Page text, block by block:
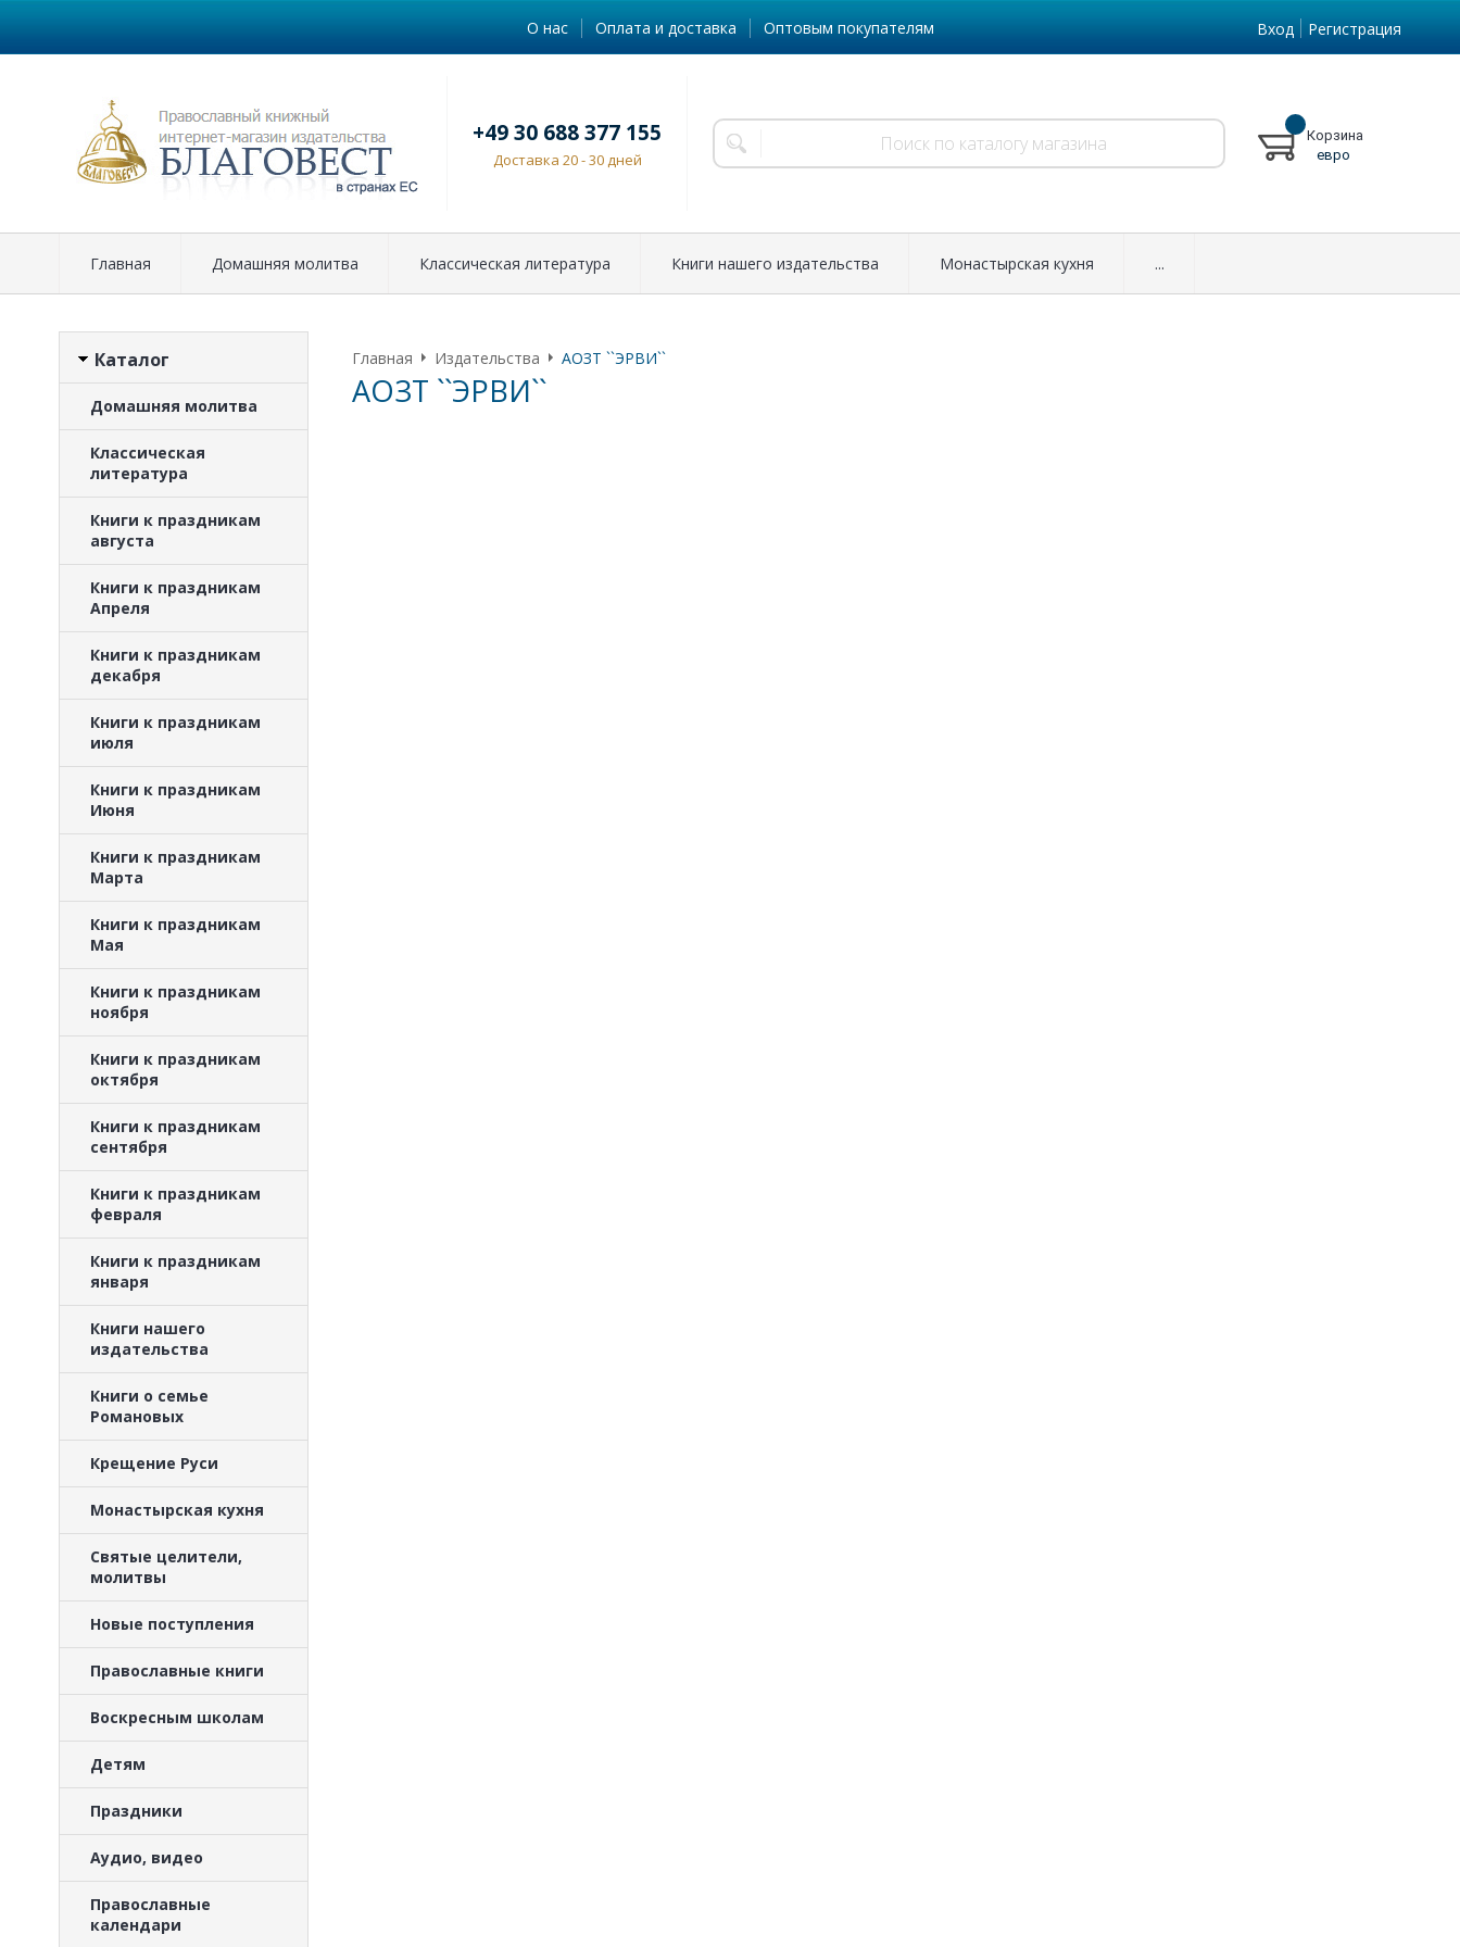
О нас Оплата и доставка Оптовым покупателям Вход Регистрация
+49 30 688 377 155
Доставка 20 - 30 дней
Корзина
евро
Главная Домашняя молитва Классическая литература Книги нашего издательства Монастырская кухня ...
Каталог
Домашняя молитва
Классическая
литература
Книги к праздникам
августа
Книги к праздникам
Апреля
Книги к праздникам
декабря
Книги к праздникам
июля
Книги к праздникам
Июня
Книги к праздникам
Марта
Книги к праздникам
Мая
Книги к праздникам
ноября
Книги к праздникам
октября
Книги к праздникам
сентября
Книги к праздникам
февраля
Книги к праздникам
января
Книги нашего
издательства
Книги о семье
Романовых
Крещение Руси
Монастырская кухня
Святые целители,
молитвы
Новые поступления
Православные книги
Воскресным школам
Детям
Праздники
Аудио, видео
Православные
календари
Главная Издательства АОЗТ ``ЭРВИ``
АОЗТ ``ЭРВИ``